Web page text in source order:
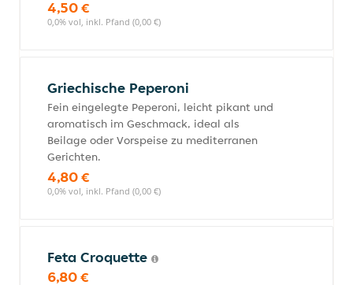
4,50 €
0,0% vol, inkl. Pfand (0,00 €)
Griechische Peperoni
Fein eingelegte Peperoni, leicht pikant und
aromatisch im Geschmack, ideal als
Beilage oder Vorspeise zu mediterranen
Gerichten.
4,80 €
0,0% vol, inkl. Pfand (0,00 €)
Feta Croquette
6,80 €